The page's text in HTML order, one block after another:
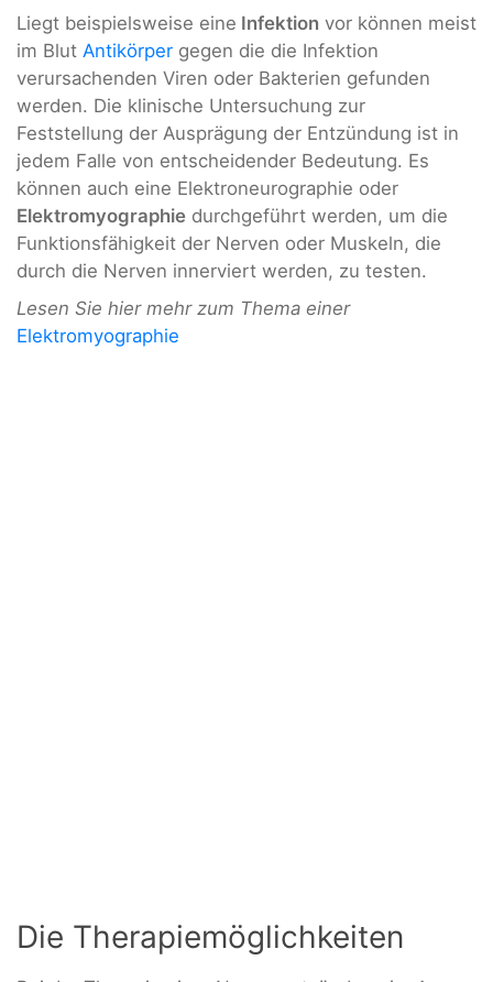
Liegt beispielsweise eine Infektion vor können meist
im Blut Antikörper gegen die die Infektion
verursachenden Viren oder Bakterien gefunden
werden. Die klinische Untersuchung zur
Feststellung der Ausprägung der Entzündung ist in
jedem Falle von entscheidender Bedeutung. Es
können auch eine Elektroneurographie oder
Elektromyographie durchgeführt werden, um die
Funktionsfähigkeit der Nerven oder Muskeln, die
durch die Nerven innerviert werden, zu testen.
Lesen Sie hier mehr zum Thema einer
Elektromyographie
Die Therapiemöglichkeiten